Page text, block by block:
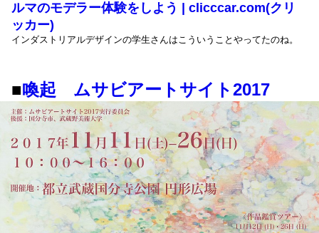
ルマのモデラー体験をしよう | clicccar.com(クリ
ッカー)
インダストリアルデザインの学生さんはこういうことやってたのね。
■喚起 ムサビアートサイト2017